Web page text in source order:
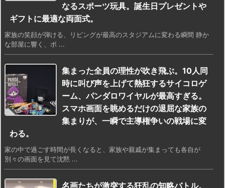
なるスポーツ玩具。誕生日プレゼントや
ギフトに最適な両面式。
家族の笑顔が弾ける、リビングが最高のスタジアムに変わる瞬間 静か
な部屋に響く、ボ ...
集まった全員の理性が吹き飛ぶ。10人同
時に叫び声を上げて熱狂するサイコロゲ
ーム、パンダロワイヤルが最高すぎる。
スマホ画面を眺めるだけの退屈な家族の
集まりが、一瞬で主導権争いの戦場に変
わる。
家の中で過ごす時間が長くなると、家族や親戚が集まっても各自が
別々の画面を見て沈黙 ...
名画たちが激突する狂乱の知略バトル。